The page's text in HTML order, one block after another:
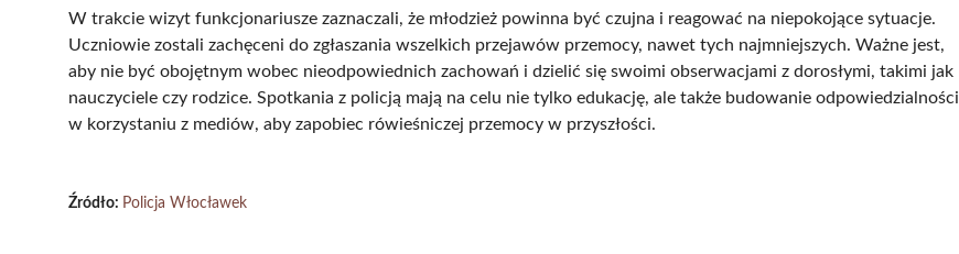
W trakcie wizyt funkcjonariusze zaznaczali, że młodzież powinna być czujna i reagować na niepokojące sytuacje.
Uczniowie zostali zachęceni do zgłaszania wszelkich przejawów przemocy, nawet tych najmniejszych. Ważne jest,
aby nie być obojętnym wobec nieodpowiednich zachowań i dzielić się swoimi obserwacjami z dorosłymi, takimi jak
nauczyciele czy rodzice. Spotkania z policją mają na celu nie tylko edukację, ale także budowanie odpowiedzialności
w korzystaniu z mediów, aby zapobiec rówieśniczej przemocy w przyszłości.
Źródło: Policja Włocławek